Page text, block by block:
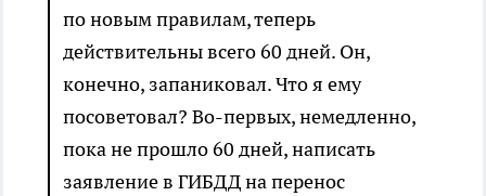
по новым правилам, теперь
действительны всего 60 дней. Он,
конечно, запаниковал. Что я ему
посоветовал? Во-первых, немедленно,
пока не прошло 60 дней, написать
заявление в ГИБДД на перенос